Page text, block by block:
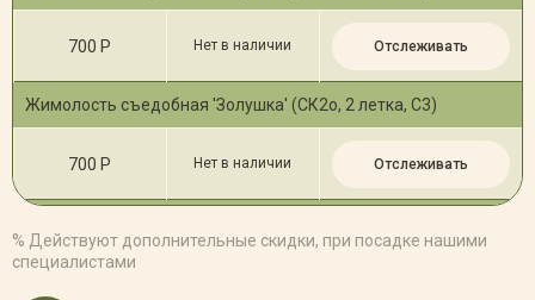
700 Р Нет в наличии Отслеживать
Жимолость съедобная 'Золушка' (СК2о, 2 летка, С3)
700 Р Нет в наличии Отслеживать
% Действуют дополнительные скидки, при посадке нашими
специалистами